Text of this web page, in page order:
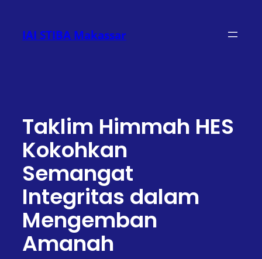
konten
IAI STIBA Makassar
Taklim Himmah HES
Kokohkan
Semangat
Integritas dalam
Mengemban
Amanah